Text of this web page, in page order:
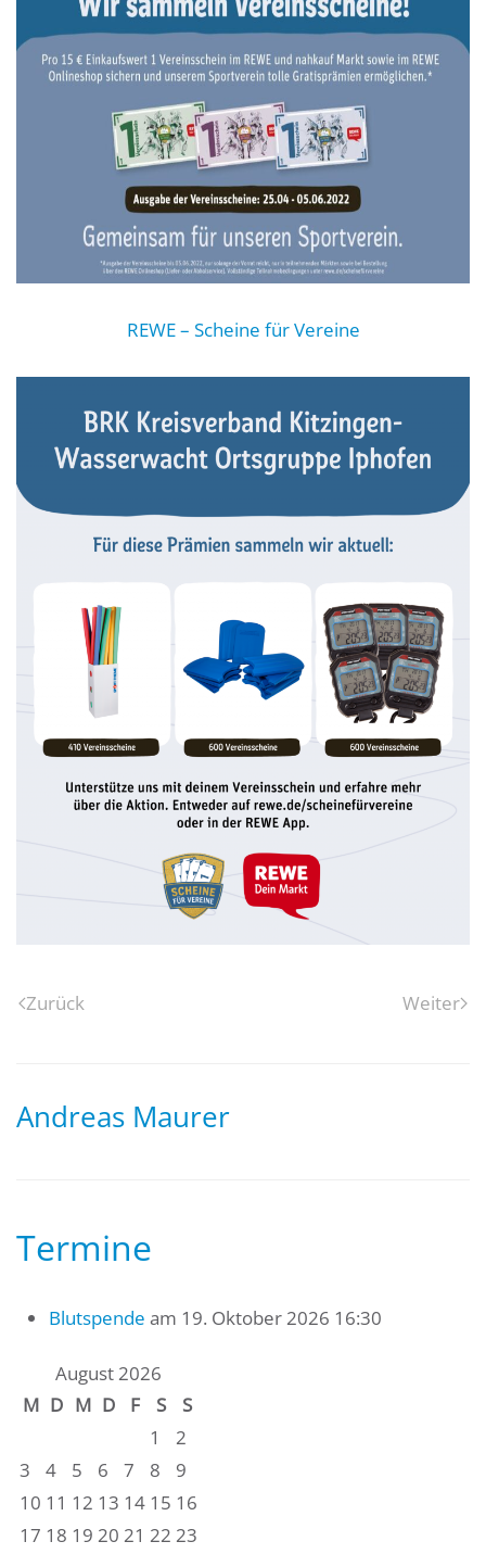
REWE – Scheine für Vereine
Zurück Weiter
Andreas Maurer
Termine
Blutspende am 19. Oktober 2026 16:30
August 2026
M D M D F S
S
1
2
3
4 5 6 7 8
9
10 11 12 13 14 15 16
17 18 19 20 21 22 23